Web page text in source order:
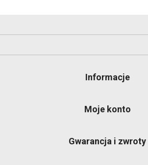
Informacje
Moje konto
Gwarancja i zwroty